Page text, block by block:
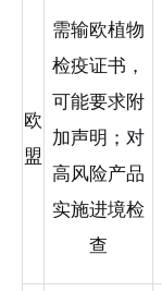
欧
盟
需输欧植物
检疫证书，
可能要求附
加声明；对
高风险产品
实施进境检
查